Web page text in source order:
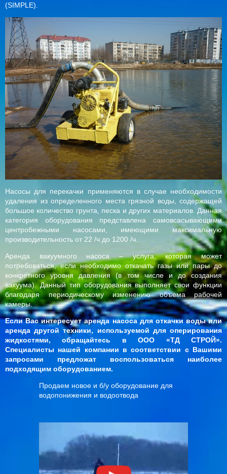
(SIMPLE).
Насосы для перекачки применяются в случае необходимости
удаления из определенного места грязной воды, содержащей
большое количество грунта, песка и других материалов. Данная
категория оборудования представлена самовсасывающими
центробежными насосами, имеющими максимальную
производительность от 22 /ч до 1200 /ч.
Аренда вакуумного насоса – услуга, которая может
потребоваться, если необходимо откачать газы или пары до
конкретного уровня давления (в том числе и до создания
вакуума). Данный тип оборудования выполняет свои функции
благодаря периодическому изменению объема рабочей
камеры.
Если Вас интересует аренда насоса для откачки воды или
аренда другой техники, используемой для оперирования
жидкостями, обращайтесь в ООО «ТД СТРОЙ».
Специалисты нашей компании в соответствии с Вашими
запросами предложат воспользоваться наиболее
подходящим оборудованием.
Продаем новое и б/у оборудование для
водопонижения и водоотвода